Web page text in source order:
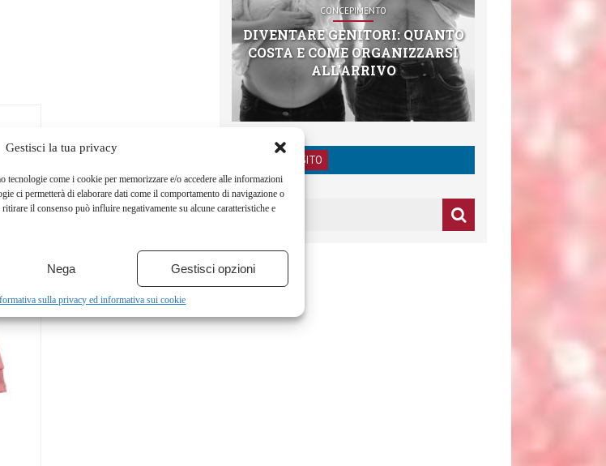
Gestisci la tua privacy
come i cookie per memorizzare e/o accedere alle informazioni
ci permetterà di elaborare dati come il comportamento di navigazione o
il consenso può influire negativamente su alcune caratteristiche e
Nega Gestisci opzioni
sulla privacy ed informativa sui cookie
CONCEPIMENTO
DIVENTARE GENITORI: QUANTO
COSTA E COME ORGANIZZARSI
ALL’ARRIVO
RICERCA NEL SITO